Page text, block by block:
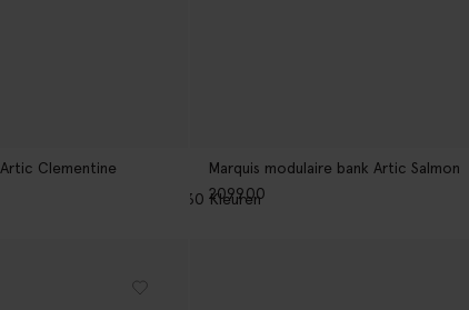
Clementine
Marquis modulaire bank Artic Salmon
2099.00
30 Kleuren